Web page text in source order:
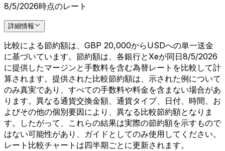
8/5/2026時点のレート
詳細情報
比較による節約額は、GBP 20,000からUSDへの単一送金
に基づいています。節約額は、各銀行とXeが同日8/5/2026
に提供したマージンと手数料を含む為替レートを比較して計
算されます。提供された比較節約額は、示された例について
のみ真実であり、すべての手数料や料金を含まない場合があ
ります。異なる通貨交換金額、通貨タイプ、日付、時間、お
よびその他の個別要因により、異なる比較節約額となりま
す。したがって、これらの結果は実際の節約額を示すもので
はない可能性があり、ガイドとしてのみ使用してください。
レート比較チャートは四半期ごとに更新されます。